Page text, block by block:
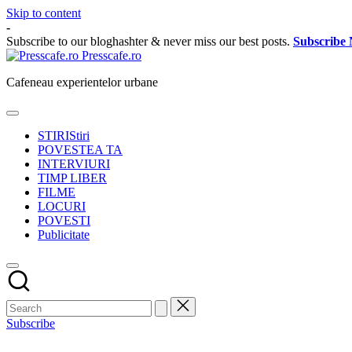
Skip to content
-
Subscribe to our bloghashter & never miss our best posts. Subscribe
Presscafe.ro
Cafeneau experientelor urbane
STIRIStiri
POVESTEA TA
INTERVIURI
TIMP LIBER
FILME
LOCURI
POVESTI
Publicitate
Subscribe